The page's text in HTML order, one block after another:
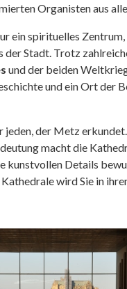
Organisten aus
ein spirituelles Zentrum,
Stadt. Trotz
und der beiden
und ein Ort der
jeden, der Metz
macht die
kunstvollen Details
wird Sie in